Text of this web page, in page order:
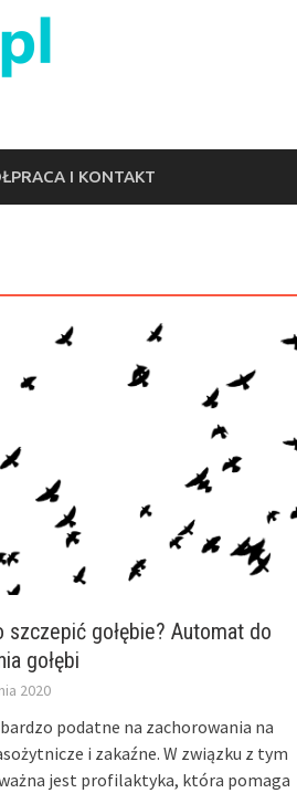
I KONTAKT
szczepić gołębie? Automat do
gołębi
2020
bardzo podatne na zachorowania na
i zakaźne. W związku z tym
jest profilaktyka, która pomaga